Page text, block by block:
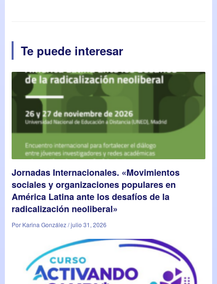
Te puede interesar
Jornadas Internacionales. «Movimientos
sociales y organizaciones populares en
América Latina ante los desafíos de la
radicalización neoliberal»
Por Karina González / julio 31, 2026